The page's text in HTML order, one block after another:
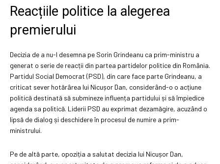
Reacțiile politice la alegerea
premierului
Decizia de a nu-l desemna pe Sorin Grindeanu ca prim-ministru a
generat o serie de reacții din partea partidelor politice din România.
Partidul Social Democrat (PSD), din care face parte Grindeanu, a
criticat sever hotărârea lui Nicușor Dan, considerând-o o acțiune
politică destinată să submineze influența partidului și să împiedice
agenda sa politică. Liderii PSD au exprimat dezamăgire, acuzând o
lipsă de dialog și deschidere în procesul de numire a prim-
ministrului.
Pe de altă parte, opoziția a salutat decizia lui Nicușor Dan,